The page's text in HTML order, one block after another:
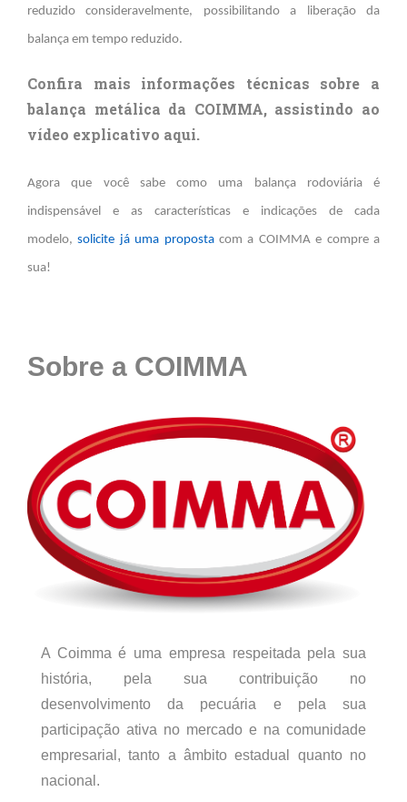
reduzido consideravelmente, possibilitando a liberação da
balança em tempo reduzido.
Confira mais informações técnicas sobre a
balança metálica da COIMMA, assistindo ao
vídeo explicativo aqui.
Agora que você sabe como uma balança rodoviária é
indispensável e as características e indicações de cada
modelo,solicite já uma propostacom a COIMMA e compre a
sua!
Sobre a COIMMA
A Coimma é uma empresa respeitada pela sua
história, pela sua contribuição no
desenvolvimento da pecuária e pela sua
participação ativa no mercado e na comunidade
empresarial, tanto a âmbito estadual quanto no
nacional.